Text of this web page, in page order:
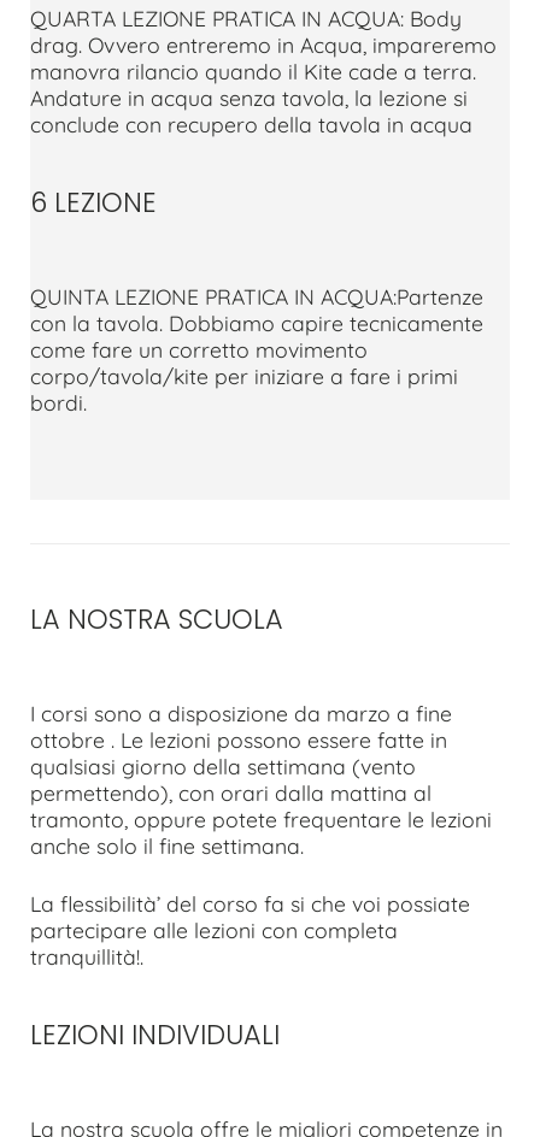
QUARTA LEZIONE PRATICA IN ACQUA: Body
drag. Ovvero entreremo in Acqua, impareremo
manovra rilancio quando il Kite cade a terra.
Andature in acqua senza tavola, la lezione si
conclude con recupero della tavola in acqua
6 LEZIONE
QUINTA LEZIONE PRATICA IN ACQUA:Partenze
con la tavola. Dobbiamo capire tecnicamente
come fare un corretto movimento
corpo/tavola/kite per iniziare a fare i primi
bordi.
LA NOSTRA SCUOLA
I corsi sono a disposizione da marzo a fine
ottobre . Le lezioni possono essere fatte in
qualsiasi giorno della settimana (vento
permettendo), con orari dalla mattina al
tramonto, oppure potete frequentare le lezioni
anche solo il fine settimana.
La flessibilità’ del corso fa si che voi possiate
partecipare alle lezioni con completa
tranquillità!.
LEZIONI INDIVIDUALI
La nostra scuola offre le migliori competenze in